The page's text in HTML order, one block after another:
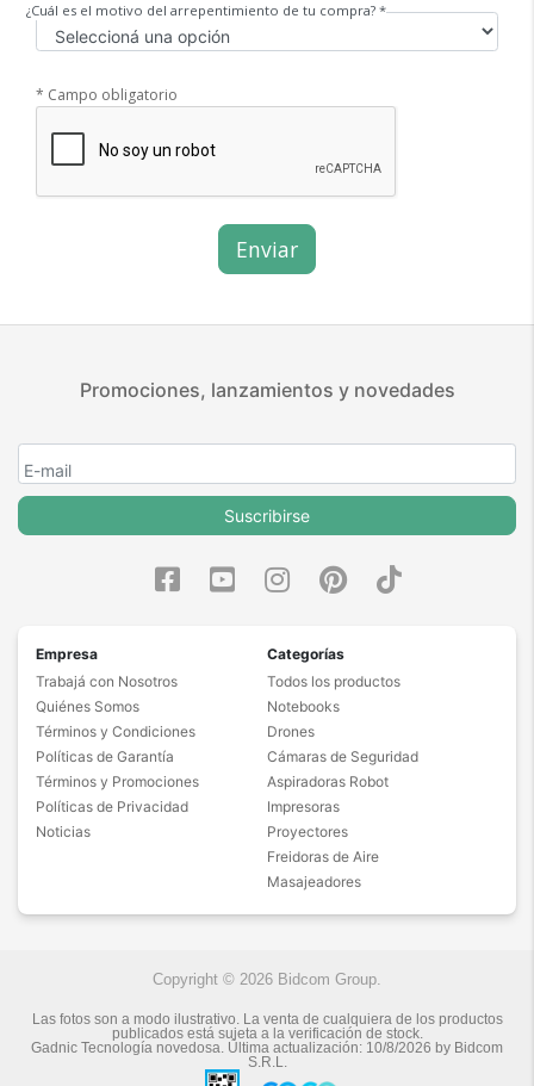
¿Cuál es el motivo del arrepentimiento de tu compra? *
* Campo obligatorio
Promociones, lanzamientos y novedades
Suscribirse
Empresa
Trabajá con Nosotros
Quiénes Somos
Términos y Condiciones
Políticas de Garantía
Términos y Promociones
Políticas de Privacidad
Noticias
Categorías
Todos los productos
Notebooks
Drones
Cámaras de Seguridad
Aspiradoras Robot
Impresoras
Proyectores
Freidoras de Aire
Masajeadores
Copyright © 2026 Bidcom Group.
Las fotos son a modo ilustrativo. La venta de cualquiera de los productos
publicados está sujeta a la verificación de stock.
Gadnic Tecnología novedosa. Última actualización: 10/8/2026 by Bidcom
S.R.L.